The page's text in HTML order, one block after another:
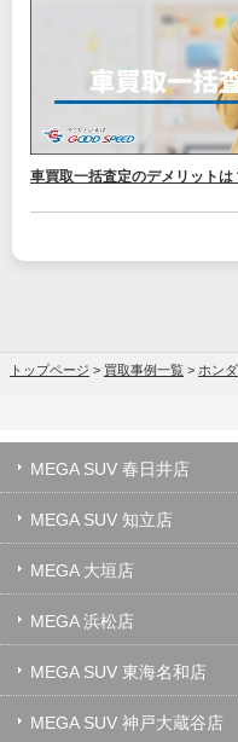
車買取一括査定のデメリット
トップページ > 買取事例一覧 > ホンダ
MEGA SUV 春日井店
MEGA SUV 知立店
MEGA 大垣店
MEGA 浜松店
MEGA SUV 東海名和店
MEGA SUV 神戸大蔵谷店